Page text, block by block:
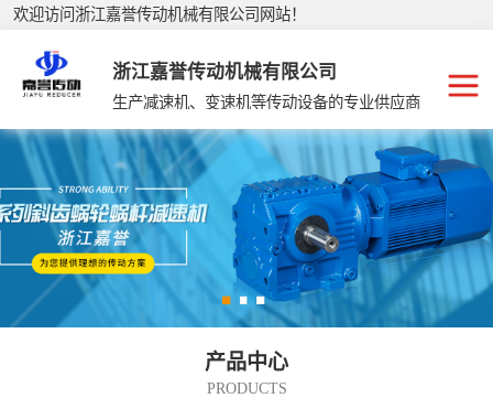
欢迎访问浙江嘉誉传动机械有限公司网站！
浙江嘉誉传动机械有限公司
生产减速机、变速机等传动设备的专业供应商
产品中心
PRODUCTS
减速电机
针轮摆线减速机
HB工业齿轮箱
NMRV蜗轮蜗杆
R系列减速机
K系列减速机
S系列减速机
F系列减速机